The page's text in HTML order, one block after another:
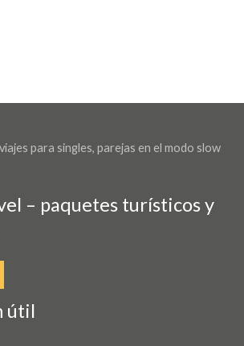
– paquetes turísticos y
útil